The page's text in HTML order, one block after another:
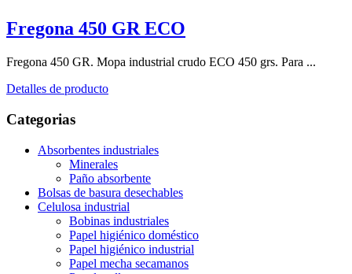
Fregona 450 GR ECO
Fregona 450 GR. Mopa industrial crudo ECO 450 grs. Para ...
Detalles de producto
Categorias
Absorbentes industriales
Minerales
Paño absorbente
Bolsas de basura desechables
Celulosa industrial
Bobinas industriales
Papel higiénico doméstico
Papel higiénico industrial
Papel mecha secamanos